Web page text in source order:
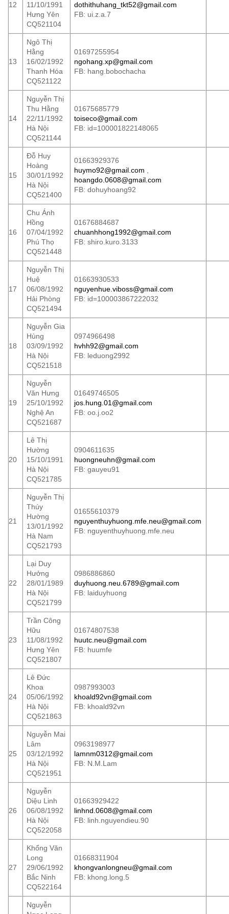
12
11/10/1991
Hưng Yên
CQ521104
dothithuhang_tkt52@gmail.com
FB: ui.z.a.7
13
Ngô Thị
Hằng
16/02/1992
Thanh Hóa
CQ521122
01697255954
ngohang.xp@gmail.com
FB: hang.bobochacha
14
Nguyễn Thị
Thu Hằng
22/11/1992
Hà Nội
CQ521144
01675685779
toiseco@gmail.com
FB: id=100001822148065
15
Đỗ Huy
Hoàng
30/01/1992
Hà Nội
CQ521400
01663929376
huymo92@gmail.com
hoangdo.0608@gmail.com
FB: dohuyhoang92
16
Chu Ánh
Hồng
07/04/1992
Phú Thọ
CQ521448
01676884687
chuanhhong1992@gmail.com
FB: shiro.kuro.3133
17
Nguyễn Thị
Huệ
06/08/1992
Hải Phòng
CQ521494
01663930533
nguyenhue.viboss@gmail.com
FB: id=100003867222032
18
Nguyễn Gia
Hùng
03/09/1992
Hà Nội
CQ521518
0974966498
hvhh92@gmail.com
FB: leduong2992
19
Nguyễn
Văn Hưng
25/10/1992
Nghệ An
CQ521687
01649746505
jos.hung.01@gmail.com
FB: oo.j.oo2
20
Lê Thị
Hường
15/10/1991
Hà Nội
CQ521785
0904611635
huongneuhn@gmail.com
FB: gauyeu91
21
Nguyễn Thị
Thúy
Hường
13/01/1992
Hà Nam
CQ521793
01655610379
nguyenthuyhuong.mfe.neu@gmail.com
FB: nguyenthuyhuong.mfe.neu
22
Lại Duy
Hưởng
28/01/1989
Hà Nội
CQ521799
0986886860
duyhuong.neu.6789@gmail.com
FB: laiduyhuong
23
Trần Công
Hữu
11/08/1992
Hưng Yên
CQ521807
01674807538
huutc.neu@gmail.com
FB: huumfe
24
Lê Đức
Khoa
05/06/1992
Hà Nội
CQ521863
0987993003
khoald92vn@gmail.com
FB: khoald92vn
25
Nguyễn Mai
Lâm
03/12/1992
Hà Nội
CQ521951
0963198977
lamnm0312@gmail.com
FB: N.M.Lam
26
Nguyễn
Diệu Linh
06/08/1992
Hà Nội
CQ522058
01663929422
linhnd.0608@gmail.com
FB: linh.nguyendieu.90
27
Khổng Văn
Long
29/06/1992
Bắc Ninh
CQ522164
01668311904
khongvanlongneu@gmail.com
FB: khong.long.5
Nguyễn